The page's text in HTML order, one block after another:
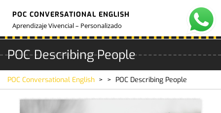
content
POC CONVERSATIONAL ENGLISH
Aprendizaje Vivencial – Personalizado
POC Describing People
POC Conversational English > > POC Describing People